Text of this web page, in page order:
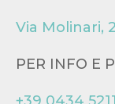
Via Molinari,
PER INFO E